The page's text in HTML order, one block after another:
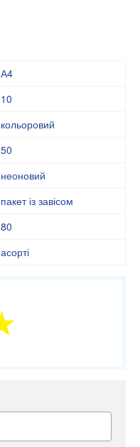
А4
10
кольоровий
50
неоновий
пакет із завісом
80
асорті